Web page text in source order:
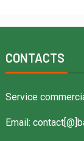
CONTACTS
Service
Email: